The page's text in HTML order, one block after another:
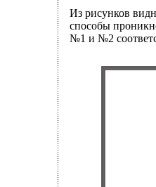
Из рисунков
способы
№1 и №2